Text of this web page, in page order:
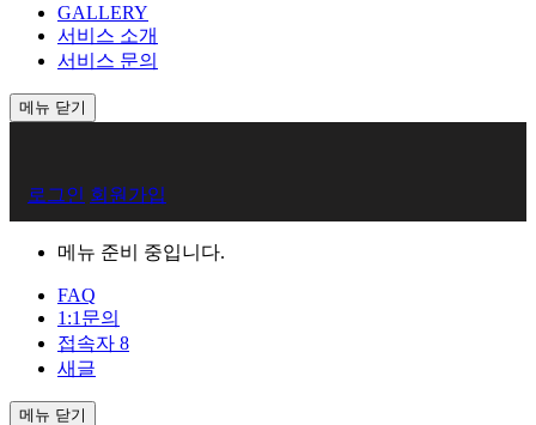
GALLERY
서비스 소개
서비스 문의
메뉴 닫기
원
로
그
인
로그인 회원가입
메뉴 준비 중입니다.
FAQ
1:1문의
접속자 8
새글
메뉴 닫기